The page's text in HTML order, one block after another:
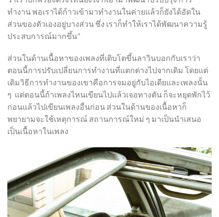
ทำงาน พอเราได้ก้าวเข้ามาทำงานในค่ายแล้วก็ยังได้อัดใน
ส่วนของตัวเองอยู่บางส่วน ซึ่ง เราก็ทำให้เราได้พัฒนาความรู้
ประสบการณ์มากขึ้น”
ส่วนในด้านเนื้อหาของเพลงที่เติบโตขึ้นลาวินบอกกับเราว่า
ตอนนี้การปรับเปลี่ยนการทำงานที่แตกต่างไปจากเดิม โดยแต่
เดิมวิธีการทำงานของเขาคือการจมอยู่กับไอเดียและเพลงนั้น
ๆ แต่ตอนนี้ถ้าเพลงไหนเขียนไปแล้วเจอทางตัน ก็จะหยุดพักไว้
ก่อนแล้วไปเขียนเพลงอื่นก่อน ส่วนในด้านของเนื้อหาก็
พยายามจะใช้เหตุการณ์ สถานการณ์ใหม่ ๆ มาเป็นนำเสนอ
เป็นเนื้อหาในเพลง